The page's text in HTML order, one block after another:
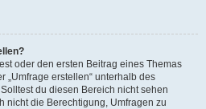
oder den ersten Beitrag eines Themas
„Umfrage erstellen“ unterhalb des
du diesen Bereich nicht sehen
nicht die Berechtigung, Umfragen zu